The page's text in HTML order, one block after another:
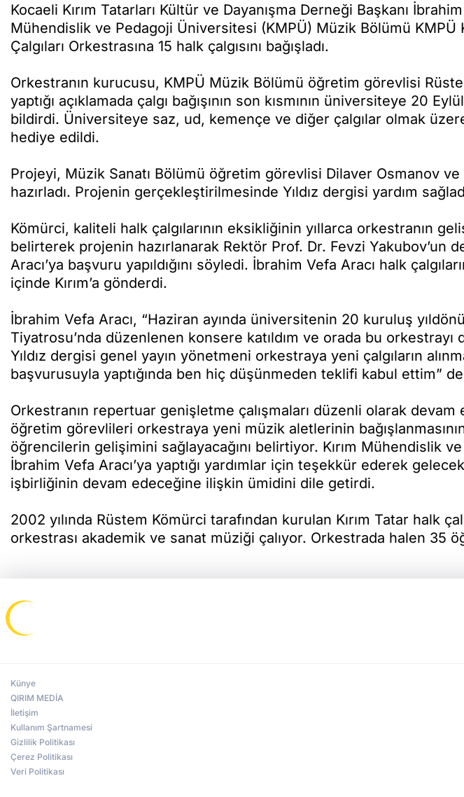
Kocaeli Kırım Tatarları Kültür ve Dayanışma Derneği Başkanı İbrahim
Mühendislik ve Pedagoji Üniversitesi (KMPÜ) Müzik Bölümü KMPÜ
Çalgıları Orkestrasına 15 halk çalgısını bağışladı.
Orkestranın kurucusu, KMPÜ Müzik Bölümü öğretim görevlisi
yaptığı açıklamada çalgı bağışının son kısmının üniversiteye 20
bildirdi. Üniversiteye saz, ud, kemençe ve diğer çalgılar olmak
hediye edildi.
Projeyi, Müzik Sanatı Bölümü öğretim görevlisi Dilaver Osmanov
hazırladı. Projenin gerçekleştirilmesinde Yıldız dergisi yardım
Kömürci, kaliteli halk çalgılarının eksikliğinin yıllarca orkestranın
belirterek projenin hazırlanarak Rektör Prof. Dr. Fevzi Yakubov’un
Aracı’ya başvuru yapıldığını söyledi. İbrahim Vefa Aracı halk
içinde Kırım’a gönderdi.
İbrahim Vefa Aracı, “Haziran ayında üniversitenin 20 kuruluş
Tiyatrosu’nda düzenlenen konsere katıldım ve orada bu orkestrayı
Yıldız dergisi genel yayın yönetmeni orkestraya yeni çalgıların
başvurusuyla yaptığında ben hiç düşünmeden teklifi kabul ettim”
Orkestranın repertuar genişletme çalışmaları düzenli olarak
öğretim görevlileri orkestraya yeni müzik aletlerinin
öğrencilerin gelişimini sağlayacağını belirtiyor. Kırım Mühendislik
İbrahim Vefa Aracı’ya yaptığı yardımlar için teşekkür ederek
işbirliğinin devam edeceğine ilişkin ümidini dile getirdi.
2002 yılında Rüstem Kömürci tarafından kurulan Kırım Tatar halk
orkestrası akademik ve sanat müziği çalıyor. Orkestrada halen 35
Künye
QIRIM MEDİA
İletişim
Kullanım Şartnamesi
Gizlilik Politikası
Çerez Politikası
Veri Politikası